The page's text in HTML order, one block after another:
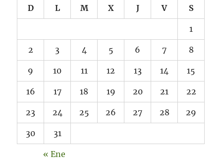
D L M X J V S
1
2 3 4 5 6 7 8
9 10 11 12 13 14 15
16 17 18 19 20 21 22
23 24 25 26 27 28 29
30 31
« Ene